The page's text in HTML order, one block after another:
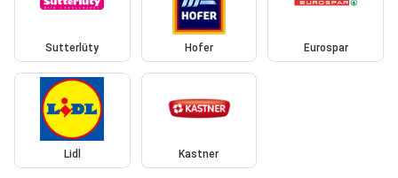
Sutterlüty Hofer Eurospar
Lidl Kastner